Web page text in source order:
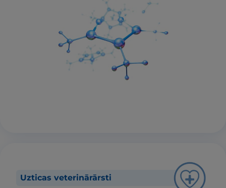
Uzticas veterinārārsti